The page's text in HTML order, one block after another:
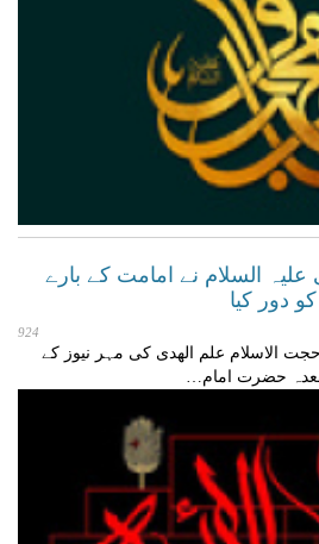
السلام نے امامت کے بارے
دور کیا
924
الاسلام علم الھدی کی مہر نیوز کے
حضرت امام…